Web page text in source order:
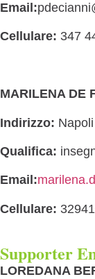
Email:
Cellulare: 347
MARILENA DE
Indirizzo: Napoli
Qualifica:
Email:
Cellulare:
Supporter
LOREDANA